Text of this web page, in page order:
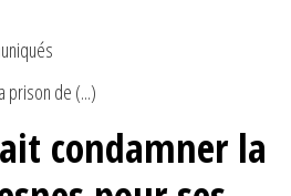
prison de (...)
condamner la